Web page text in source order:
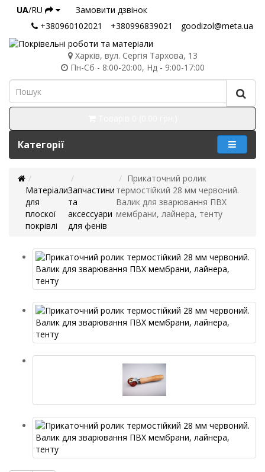
UA/RU
Замовити дзвінок
+380960102021
+380996839021 goodizol@meta.ua
Харків, вул. Сергія Тархова, 13
Пн-Сб - 8:00-20:00, Нд - 9:00-17:00
Категорії
Матеріали
для
плоскої
покрівлі
Запчастини
та
аксессуари
для фенів
Прикаточний ролик
термостійкий 28 мм червоний.
Валик для зварювання ПВХ
мембрани, лайнера, тенту